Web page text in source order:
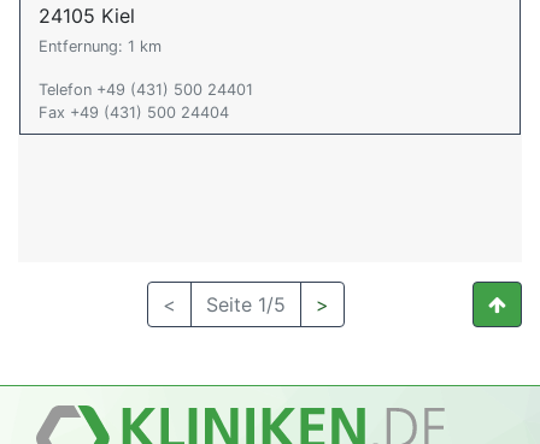
24105 Kiel
Entfernung: 1 km
Telefon +49 (431) 500 24401
Fax +49 (431) 500 24404
< Seite 1/5 >